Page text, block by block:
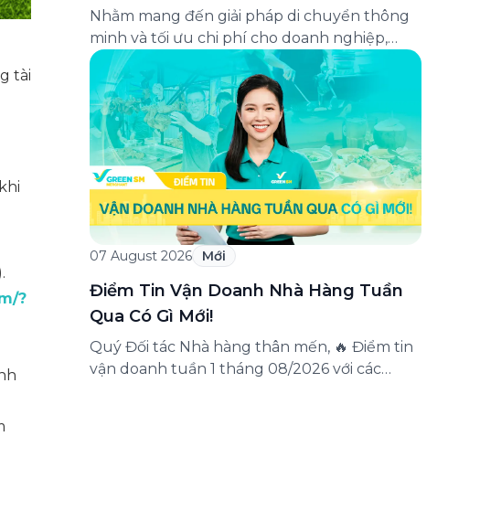
tài
?
nghiệp Green Business
Nhằm mang đến giải pháp di chuyển thông
minh và tối ưu chi phí cho doanh nghiệp,
Green SM chính thức hợp tác cùng VPBank
triển khai chương trình ưu đãi dành riêng
cho khách hàng đăng ký thẻ Doanh nghiệp
Green Business. Thông qua chương trình,
doanh nghiệp có thể tận hưởng nhiều ưu […]
07 August 2026 Mới
Điểm Tin Vận Doanh Nhà Hàng Tuần
Qua Có Gì Mới!
Quý Đối tác Nhà hàng thân mến, 🔥 Điểm tin
vận doanh tuần 1 tháng 08/2026 với các